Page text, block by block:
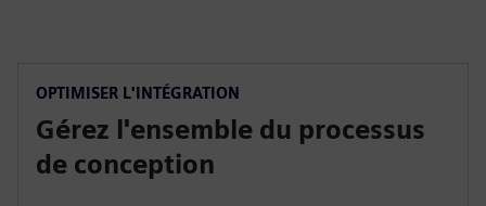
OPTIMISER L'INTÉGRATION
Gérez l'ensemble du processus
de conception